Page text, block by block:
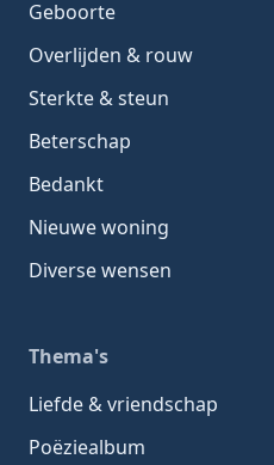
Geboorte
Overlijden & rouw
Sterkte & steun
Beterschap
Bedankt
Nieuwe woning
Diverse wensen
Thema's
Liefde & vriendschap
Poëziealbum